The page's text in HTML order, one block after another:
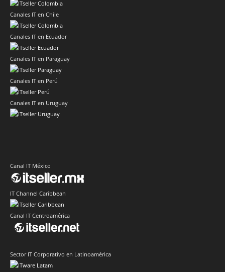
Canales IT en Chile
Canales IT en Ecuador
Canales IT en Paraguay
Canales IT en Perú
Canales IT en Uruguay
Canal IT México
IT Channel Caribbean
Canal IT Centroamérica
Sector IT Corporativo en Latinoamérica